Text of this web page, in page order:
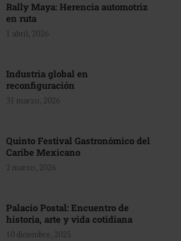
Rally Maya: Herencia automotriz
en ruta
1 abril, 2026
Industria global en
reconfiguración
31 marzo, 2026
Quinto Festival Gastronómico del
Caribe Mexicano
2 marzo, 2026
Palacio Postal: Encuentro de
historia, arte y vida cotidiana
10 diciembre, 2025